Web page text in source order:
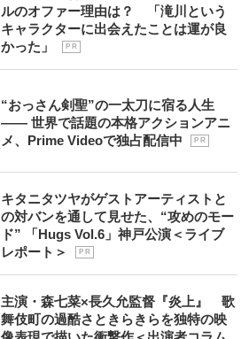
ルのオファー理由は？ 「滝川という
キャラクターに出会えたことは運が良
かった」
P R
“おっさん剣聖”の一太刀に宿る人生
―― 世界で話題の本格アクションアニ
メ、Prime Videoで独占配信中
P R
キタニタツヤがゲストアーティストと
の対バンを通して見せた、“攻めのモー
ド” 「Hugs Vol.6」神戸公演＜ライブ
レポート＞
P R
主演・森七菜×長久允監督『炎上』 歌
舞伎町の過酷さときらきらを独特の映